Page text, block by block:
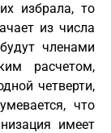
избрала, то
из числа
членами
расчетом,
четверти,
что
имеет